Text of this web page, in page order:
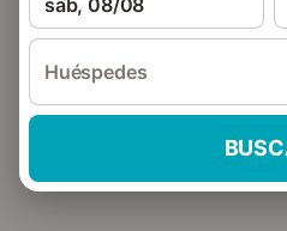
sáb, 08/08
Huéspedes